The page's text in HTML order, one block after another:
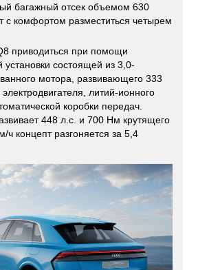
багажный отсек объемом 630
с комфортом разместиться четырем
приводиться при помощи
установки состоящей из 3,0-
мотора, развивающего 333
литий-ионного
коробки передач.
448 л.с. и 700 Нм крутящего
концепт разгоняется за 5,4